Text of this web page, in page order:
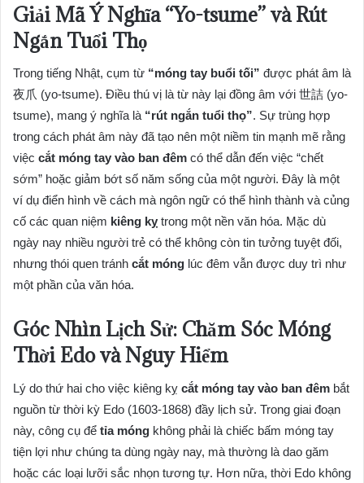
Giải Mã Ý Nghĩa “Yo-tsume” và Rút
Ngắn Tuổi Thọ
Trong tiếng Nhật, cụm từ “móng tay buổi tối” được phát âm là
夜爪 (yo-tsume). Điều thú vị là từ này lại đồng âm với 世詰 (yo-
tsume), mang ý nghĩa là “rút ngắn tuổi thọ”. Sự trùng hợp
trong cách phát âm này đã tạo nên một niềm tin mạnh mẽ rằng
việc cắt móng tay vào ban đêm có thể dẫn đến việc “chết
sớm” hoặc giảm bớt số năm sống của một người. Đây là một
ví dụ điển hình về cách mà ngôn ngữ có thể hình thành và củng
cố các quan niệm kiêng kỵ trong một nền văn hóa. Mặc dù
ngày nay nhiều người trẻ có thể không còn tin tưởng tuyệt đối,
nhưng thói quen tránh cắt móng lúc đêm vẫn được duy trì như
một phần của văn hóa.
Góc Nhìn Lịch Sử: Chăm Sóc Móng
Thời Edo và Nguy Hiểm
Lý do thứ hai cho việc kiêng kỵ cắt móng tay vào ban đêm bắt
nguồn từ thời kỳ Edo (1603-1868) đầy lịch sử. Trong giai đoạn
này, công cụ để tỉa móng không phải là chiếc bấm móng tay
tiện lợi như chúng ta dùng ngày nay, mà thường là dao găm
hoặc các loại lưỡi sắc nhọn tương tự. Hơn nữa, thời Edo không